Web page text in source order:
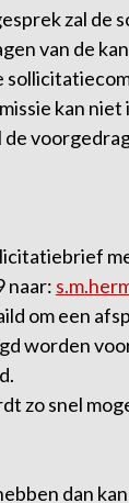
zal de
van de
kan
naar:
om een
worden
zo snel
dan